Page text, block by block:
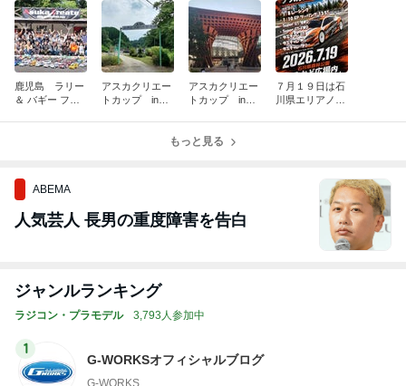
鹿児島 ラリー
＆ バギー フェ
アスカクリエー
トカップ in
アスカクリエー
トカップ in
７月１９日は石
川県エリアノー
もっと見る
ABEMA
人気芸人 長男の重度障害を告白
ジャンルランキング
ラジコン・プラモデル 3,793人参加中
1
G-WORKSオフィシャルブログ
G-WORKS